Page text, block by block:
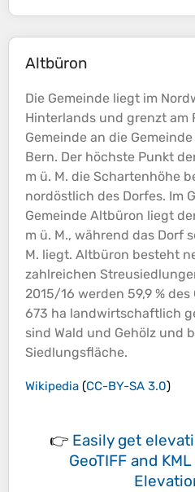
Altbüron
Die Gemeinde liegt im
Hinterlands und grenzt am
Gemeinde an die
Bern. Der höchste Punkt
m ü. M. die Schartenhöhe
nordöstlich des Dorfes. Im
Gemeinde Altbüron liegt
m ü. M., während das Dorf
M. liegt. Altbüron besteht
zahlreichen
2015/16 werden 59,9 %
673 ha landwirtschaftlich
sind Wald und Gehölz und
Siedlungsfläche.
Wikipedia (CC-BY-SA 3.0)
👉 Easily get
GeoTIFF and